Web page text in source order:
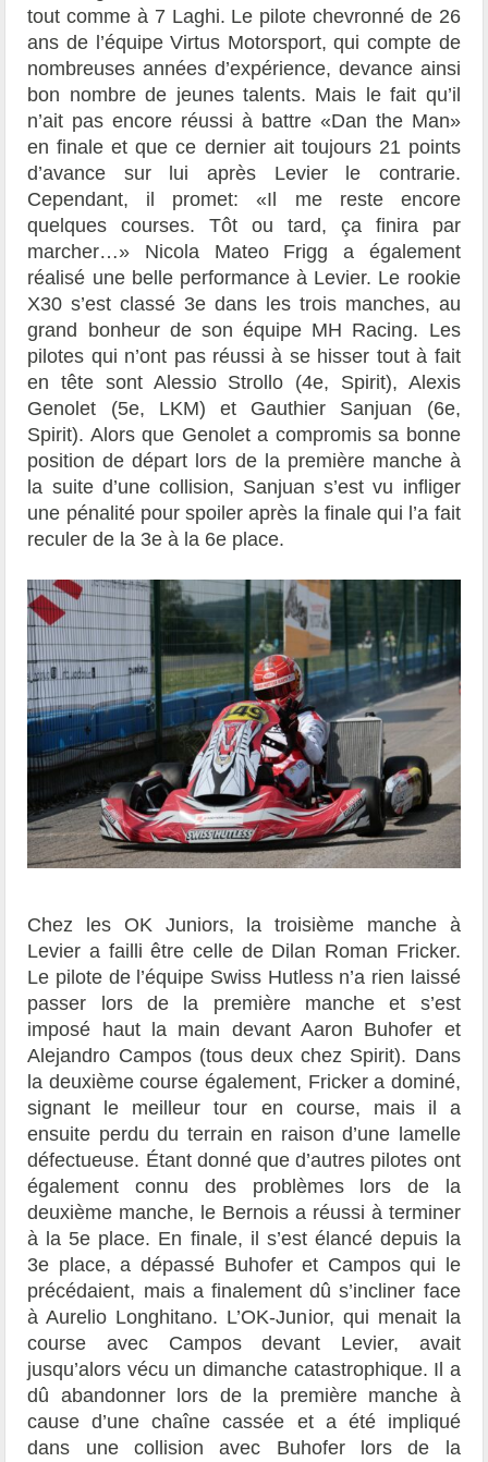
tout comme à 7 Laghi. Le pilote chevronné de 26
ans de l’équipe Virtus Motorsport, qui compte de
nombreuses années d’expérience, devance ainsi
bon nombre de jeunes talents. Mais le fait qu’il
n’ait pas encore réussi à battre «Dan the Man»
en finale et que ce dernier ait toujours 21 points
d’avance sur lui après Levier le contrarie.
Cependant, il promet: «Il me reste encore
quelques courses. Tôt ou tard, ça finira par
marcher…» Nicola Mateo Frigg a également
réalisé une belle performance à Levier. Le rookie
X30 s’est classé 3e dans les trois manches, au
grand bonheur de son équipe MH Racing. Les
pilotes qui n’ont pas réussi à se hisser tout à fait
en tête sont Alessio Strollo (4e, Spirit), Alexis
Genolet (5e, LKM) et Gauthier Sanjuan (6e,
Spirit). Alors que Genolet a compromis sa bonne
position de départ lors de la première manche à
la suite d’une collision, Sanjuan s’est vu infliger
une pénalité pour spoiler après la finale qui l’a fait
reculer de la 3e à la 6e place.
Chez les OK Juniors, la troisième manche à
Levier a failli être celle de Dilan Roman Fricker.
Le pilote de l’équipe Swiss Hutless n’a rien laissé
passer lors de la première manche et s’est
imposé haut la main devant Aaron Buhofer et
Alejandro Campos (tous deux chez Spirit). Dans
la deuxième course également, Fricker a dominé,
signant le meilleur tour en course, mais il a
ensuite perdu du terrain en raison d’une lamelle
défectueuse. Étant donné que d’autres pilotes ont
également connu des problèmes lors de la
deuxième manche, le Bernois a réussi à terminer
à la 5e place. En finale, il s’est élancé depuis la
3e place, a dépassé Buhofer et Campos qui le
précédaient, mais a finalement dû s’incliner face
à Aurelio Longhitano. L’OK-Junior, qui menait la
course avec Campos devant Levier, avait
jusqu’alors vécu un dimanche catastrophique. Il a
dû abandonner lors de la première manche à
cause d’une chaîne cassée et a été impliqué
dans une collision avec Buhofer lors de la